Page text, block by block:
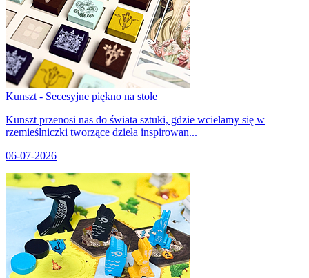
Kunszt - Secesyjne piękno na stole
Kunszt przenosi nas do świata sztuki, gdzie wcielamy się w
rzemieślniczki tworzące dzieła inspirowan...
06-07-2026